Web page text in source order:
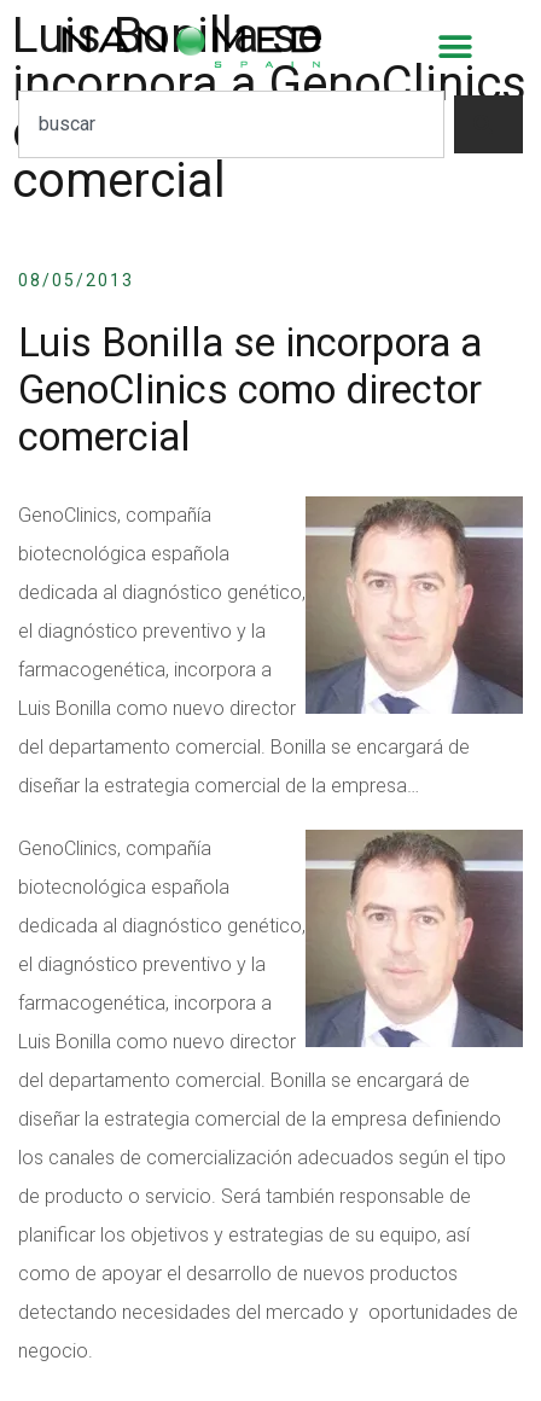
Luis Bonilla se
incorpora a GenoClinics
como director
comercial
08/05/2013
Luis Bonilla se incorpora a
GenoClinics como director
comercial
GenoClinics, compañía
biotecnológica española
dedicada al diagnóstico genético,
el diagnóstico preventivo y la
farmacogenética, incorpora a
Luis Bonilla como nuevo director
del departamento comercial. Bonilla se encargará de
diseñar la estrategia comercial de la empresa…
GenoClinics, compañía
biotecnológica española
dedicada al diagnóstico genético,
el diagnóstico preventivo y la
farmacogenética, incorpora a
Luis Bonilla como nuevo director
del departamento comercial. Bonilla se encargará de
diseñar la estrategia comercial de la empresa definiendo
los canales de comercialización adecuados según el tipo
de producto o servicio. Será también responsable de
planificar los objetivos y estrategias de su equipo, así
como de apoyar el desarrollo de nuevos productos
detectando necesidades del mercado y oportunidades de
negocio.